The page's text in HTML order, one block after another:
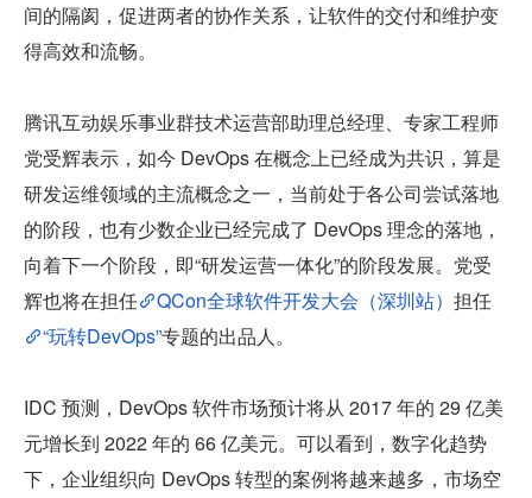
间的隔阂，促进两者的协作关系，让软件的交付和维护变
得高效和流畅。
腾讯互动娱乐事业群技术运营部助理总经理、专家工程师
党受辉表示，如今 DevOps 在概念上已经成为共识，算是
研发运维领域的主流概念之一，当前处于各公司尝试落地
的阶段，也有少数企业已经完成了 DevOps 理念的落地，
向着下一个阶段，即“研发运营一体化”的阶段发展。党受
辉也将在担任
QCon全球软件开发大会（深圳站） 担任
“玩转DevOps”专题的出品人。
IDC 预测，DevOps 软件市场预计将从 2017 年的 29 亿美
元增长到 2022 年的 66 亿美元。可以看到，数字化趋势
下，企业组织向 DevOps 转型的案例将越来越多，市场空